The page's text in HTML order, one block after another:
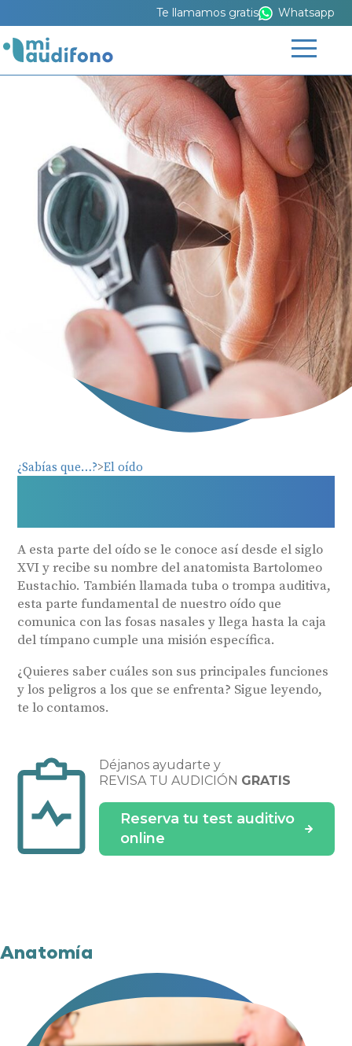
Te llamamos gratis Whatsapp
¿Sabías que…? El oído
¿Qué es la trompa de
A esta parte del oído se le conoce así desde el siglo
XVI y recibe su nombre del anatomista Bartolomeo
Eustachio. También llamada tuba o trompa auditiva,
esta parte fundamental de nuestro oído que
comunica con las fosas nasales y llega hasta la caja
del tímpano cumple una misión específica.
¿Quieres saber cuáles son sus principales funciones
y los peligros a los que se enfrenta? Sigue leyendo,
te lo contamos.
Déjanos ayudarte y
REVISA TU AUDICIÓN GRATIS
Reserva tu test auditivo
online
Anatomía